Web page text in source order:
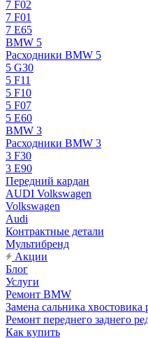
7 F02
7 F01
7 E65
BMW 5
Расходники BMW 5
5 G30
5 F11
5 F10
5 F07
5 E60
BMW 3
Расходники BMW 3
3 F30
3 E90
Передний кардан
AUDI Volkswagen
Volkswagen
Audi
Контрактные детали
Мультибренд
Акции
Блог
Услуги
Ремонт BMW
Замена сальника хвостовика
Ремонт переднего заднего
Как купить